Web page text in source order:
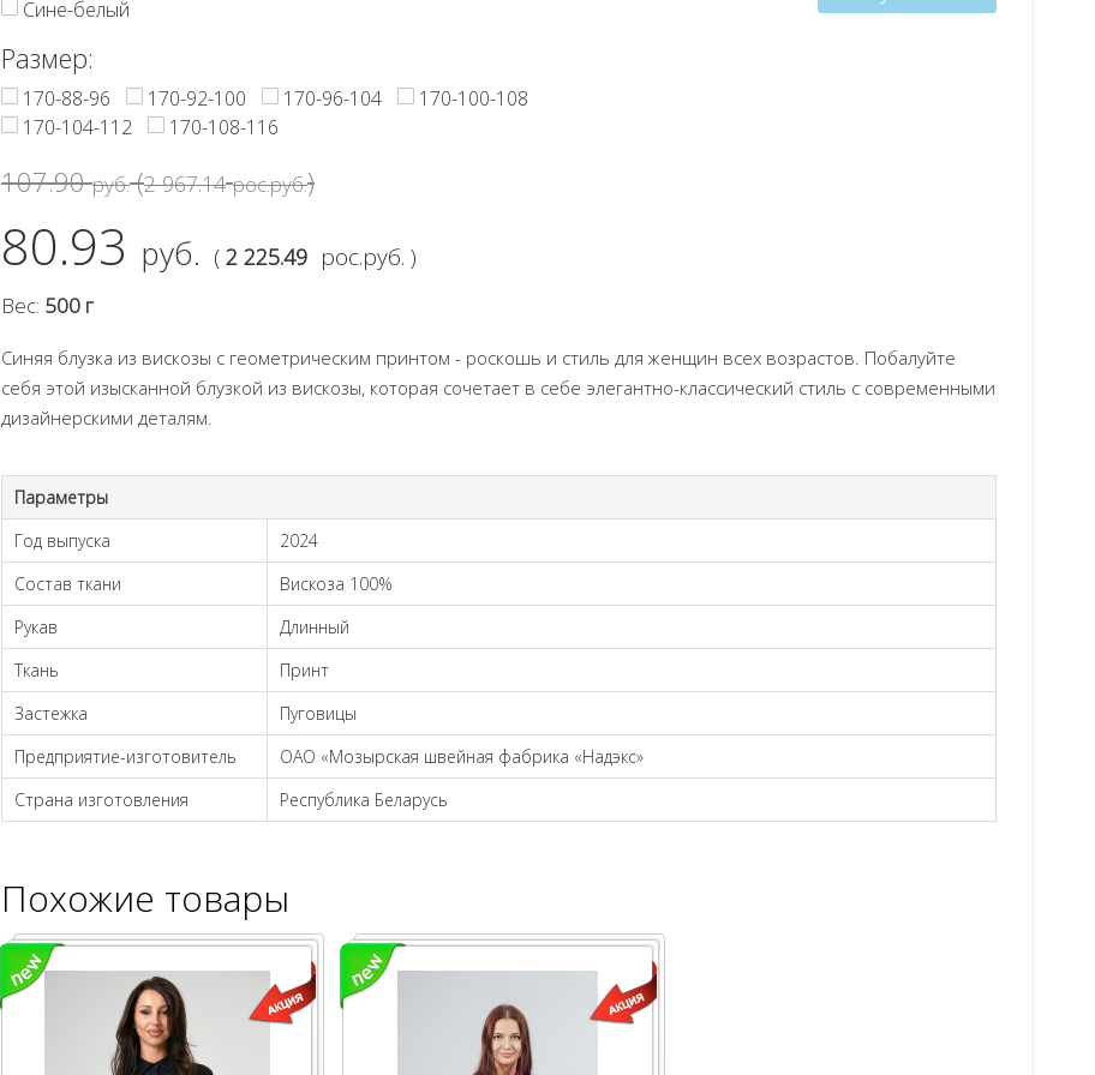
Сине-белый
Размер:
170-88-96 170-92-100 170-96-104
170-100-108
170-104-112
170-108-116
107.90руб.(2 967.14 рос.руб.)
80.93 руб. ( 2 225.49 рос.руб. )
Вес: 500 г
Синяя блузка из вискозы с геометрическим принтом - роскошь и стиль для женщин всех возрастов. Побалуйте
себя этой изысканной блузкой из вискозы, которая сочетает в себе элегантно-классический стиль с современными
дизайнерскими деталям.
Параметры
Год выпуска
2024
Состав ткани
Вискоза 100%
Рукав
Длинный
Ткань
Принт
Застежка
Пуговицы
Предприятие-изготовитель
ОАО «Мозырская швейная фабрика «Надэкс»
Страна изготовления
Республика Беларусь
Похожие товары